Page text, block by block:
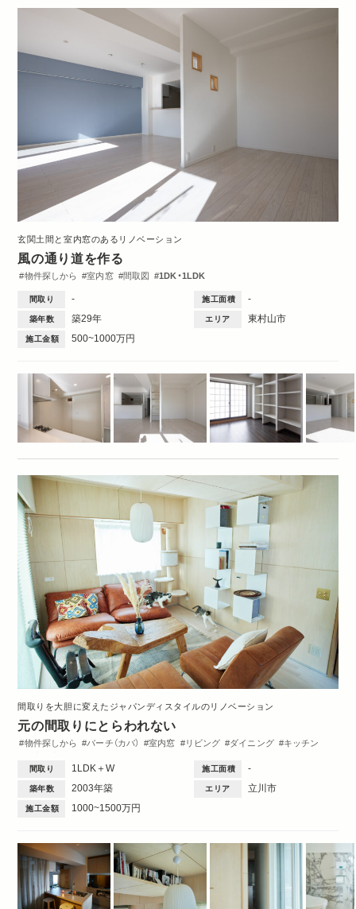
玄関土間と室内窓のあるリノベーション
風の通り道を作る
物件探しから 室内窓 間取図 1DK・1LDK
間取り - 施工面積 -
築年数 築29年 エリア 東村山市
施工金額 500~1000万円
間取りを大胆に変えたジャパンディスタイルのリノベーション
元の間取りにとらわれない
物件探しから バーチ（カバ） 室内窓 リビング ダイニング
キッチン
トイレ・バス
ペット
間取り 1LDK＋W 施工面積 -
築年数 2003年築 エリア 立川市
施工金額 1000~1500万円